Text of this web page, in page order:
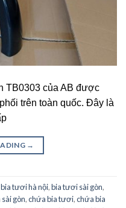
TB0303 của AB được
trên toàn quốc. Đây là
→
bia tươi hà nội,bia tươi sài gòn,
gòn,chứa bia tươi,chứa bia